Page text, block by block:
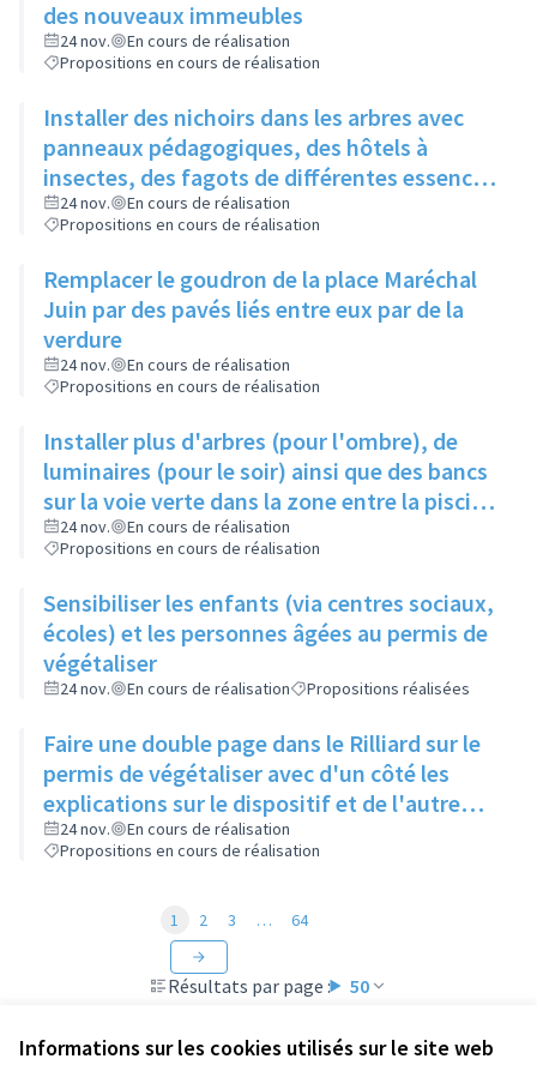
Informations sur les cookies utilisés sur le site web
des nouveaux immeubles
24 nov.
En cours de réalisation
Propositions en cours de réalisation
Installer des nichoirs dans les arbres avec
panneaux pédagogiques, des hôtels à
insectes, des fagots de différentes essences
pour stimuler la biodiversité sur la place du
Château à la Roue
24 nov.
En cours de réalisation
Propositions en cours de réalisation
Remplacer le goudron de la place Maréchal
Juin par des pavés liés entre eux par de la
verdure
24 nov.
En cours de réalisation
Propositions en cours de réalisation
Installer plus d'arbres (pour l'ombre), de
luminaires (pour le soir) ainsi que des bancs
sur la voie verte dans la zone entre la piscine
et la rue de l'Industrie
24 nov.
En cours de réalisation
Propositions en cours de réalisation
Sensibiliser les enfants (via centres sociaux,
écoles) et les personnes âgées au permis de
végétaliser
24 nov. En cours de réalisation Propositions réalisées
Faire une double page dans le Rilliard sur le
permis de végétaliser avec d'un côté les
explications sur le dispositif et de l'autre
côté des exemples concrets de lieux à
investir
24 nov.
En cours de réalisation
Propositions en cours de réalisation
Résultats par page : 50
1 2 3 … 64